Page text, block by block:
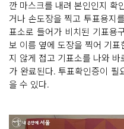
깐 마스크를 내려 본인인지 확
거나 손도장을 찍고 투표용지
표소로 들어가 비치된 기표용
보 이름 옆에 도장을 찍어 기
지 않게 접고 기표소를 나와
가 완료된다. 투표확인증이 필
을 수 있다.